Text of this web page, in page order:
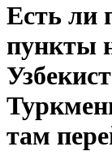
Есть ли
пункты
там